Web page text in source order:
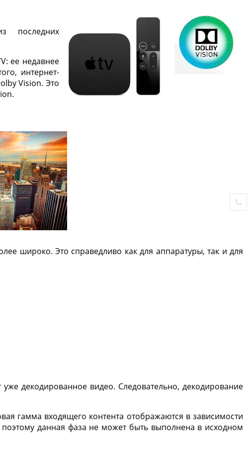
последних
ее недавнее
интернет-
Vision. Это
широко. Это справедливо как для аппаратуры, так и для
декодированное видео. Следовательно, декодирование
гамма входящего контента отображаются в зависимости
данная фаза не может быть выполнена в исходном